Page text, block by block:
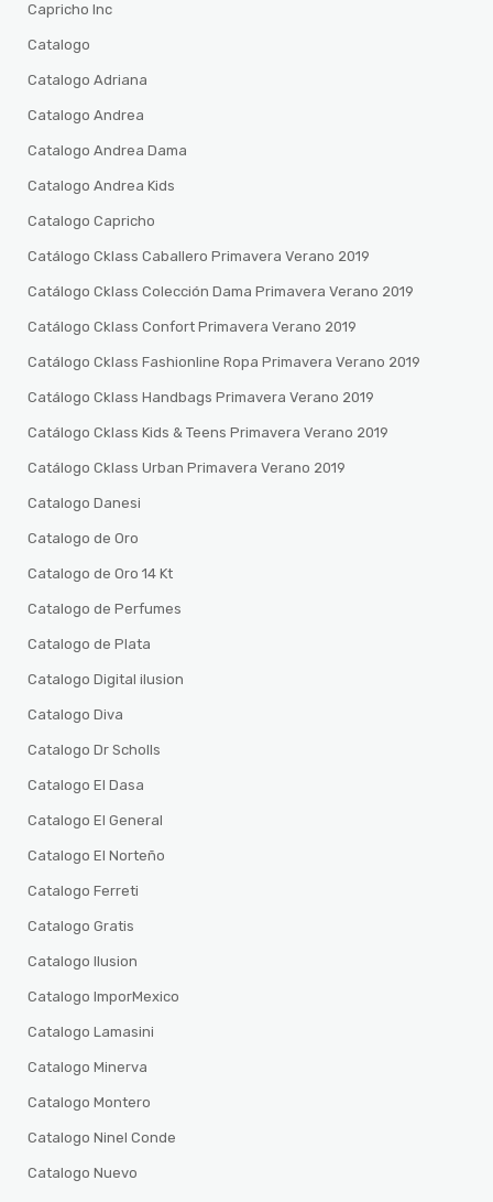
Capricho Inc
Catalogo
Catalogo Adriana
Catalogo Andrea
Catalogo Andrea Dama
Catalogo Andrea Kids
Catalogo Capricho
Catálogo Cklass Caballero Primavera Verano 2019
Catálogo Cklass Colección Dama Primavera Verano 2019
Catálogo Cklass Confort Primavera Verano 2019
Catálogo Cklass Fashionline Ropa Primavera Verano 2019
Catálogo Cklass Handbags Primavera Verano 2019
Catálogo Cklass Kids & Teens Primavera Verano 2019
Catálogo Cklass Urban Primavera Verano 2019
Catalogo Danesi
Catalogo de Oro
Catalogo de Oro 14 Kt
Catalogo de Perfumes
Catalogo de Plata
Catalogo Digital ilusion
Catalogo Diva
Catalogo Dr Scholls
Catalogo El Dasa
Catalogo El General
Catalogo El Norteño
Catalogo Ferreti
Catalogo Gratis
Catalogo Ilusion
Catalogo ImporMexico
Catalogo Lamasini
Catalogo Minerva
Catalogo Montero
Catalogo Ninel Conde
Catalogo Nuevo